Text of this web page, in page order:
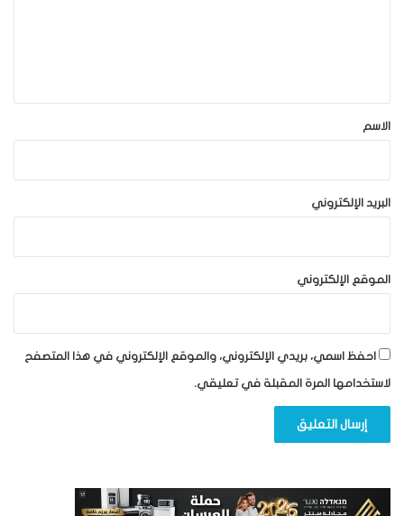
*الاسم
البريد الإلكتروني
الموقع الإلكتروني
احفظ اسمي، بريدي الإلكتروني، والموقع الإلكتروني في هذا المتصفح
لاستخدامها المرة المقبلة في تعليقي.